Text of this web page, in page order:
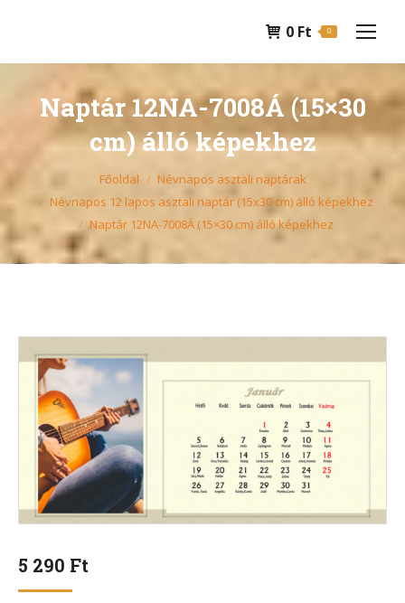
0 Ft 0
Naptár 12NA-7008Á (15×30
cm) álló képekhez
You are here:Főoldal
Névnapos asztali naptárak
Névnapos 12 lapos asztali naptár (15x30 cm) álló képekhez
Naptár 12NA-7008Á (15×30 cm) álló képekhez
5 290 Ft